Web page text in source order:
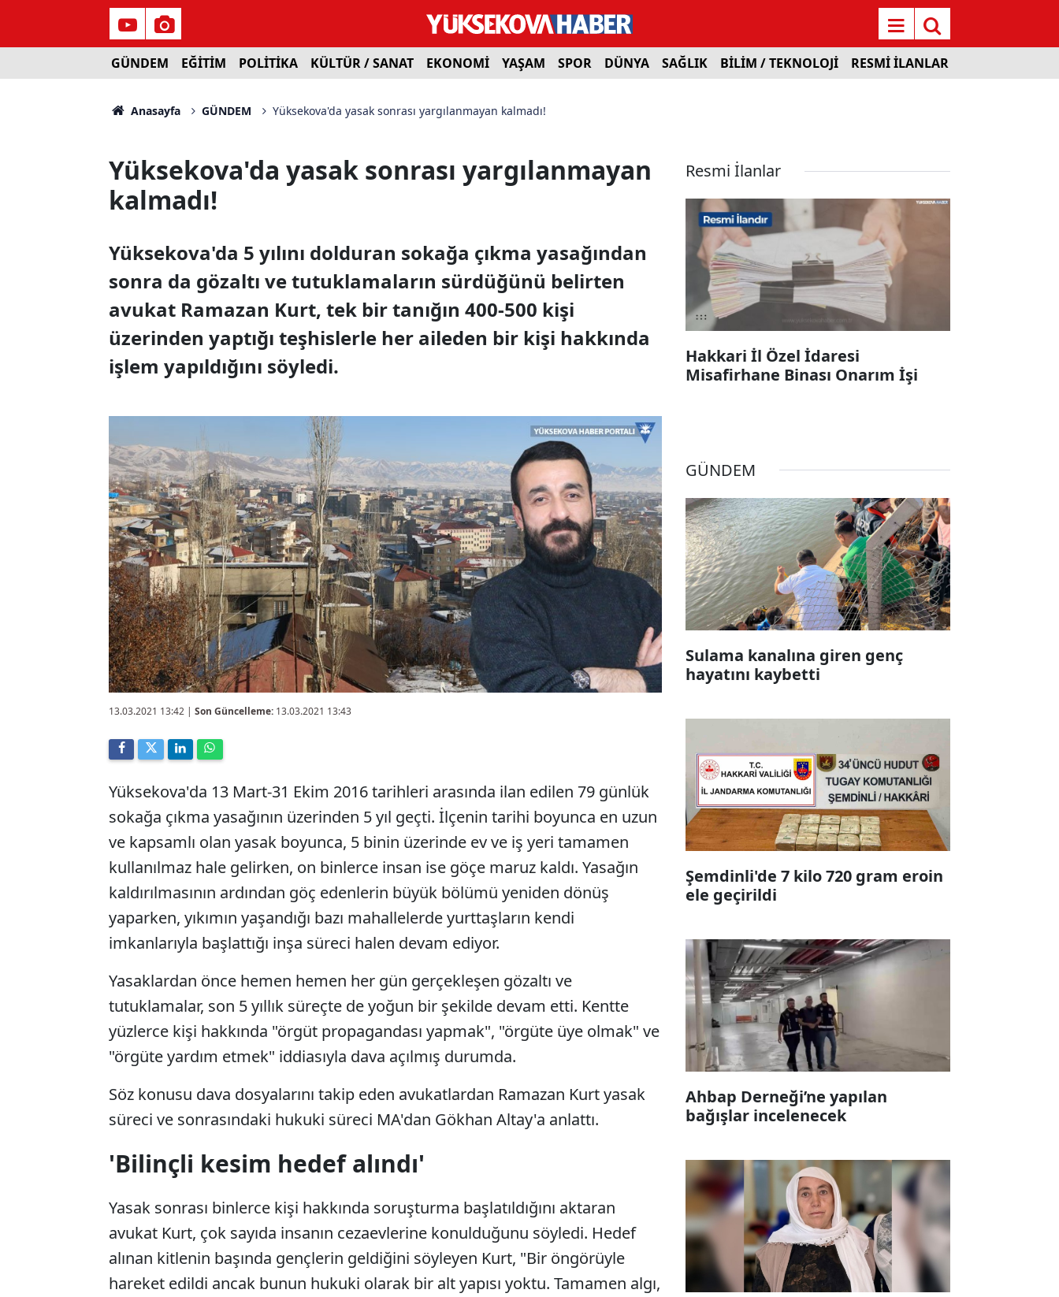
GÜNDEM EĞİTİM POLİTİKA KÜLTÜR / SANAT EKONOMİ YAŞAM SPOR DÜNYA SAĞLIK BİLİM / TEKNOLOJİ RESMİ İLANLAR
Anasayfa GÜNDEM Yüksekova'da yasak sonrası yargılanmayan kalmadı!
Yüksekova'da yasak sonrası yargılanmayan
kalmadı!
Yüksekova'da 5 yılını dolduran sokağa çıkma yasağından
sonra da gözaltı ve tutuklamaların sürdüğünü belirten
avukat Ramazan Kurt, tek bir tanığın 400-500 kişi
üzerinden yaptığı teşhislerle her aileden bir kişi hakkında
işlem yapıldığını söyledi.
13.03.2021 13:42 | Son Güncelleme: 13.03.2021 13:43
Yüksekova'da 13 Mart-31 Ekim 2016 tarihleri arasında ilan edilen 79 günlük
sokağa çıkma yasağının üzerinden 5 yıl geçti. İlçenin tarihi boyunca en uzun
ve kapsamlı olan yasak boyunca, 5 binin üzerinde ev ve iş yeri tamamen
kullanılmaz hale gelirken, on binlerce insan ise göçe maruz kaldı. Yasağın
kaldırılmasının ardından göç edenlerin büyük bölümü yeniden dönüş
yaparken, yıkımın yaşandığı bazı mahallelerde yurttaşların kendi
imkanlarıyla başlattığı inşa süreci halen devam ediyor.
Yasaklardan önce hemen hemen her gün gerçekleşen gözaltı ve
tutuklamalar, son 5 yıllık süreçte de yoğun bir şekilde devam etti. Kentte
yüzlerce kişi hakkında "örgüt propagandası yapmak", "örgüte üye olmak" ve
"örgüte yardım etmek" iddiasıyla dava açılmış durumda.
Söz konusu dava dosyalarını takip eden avukatlardan Ramazan Kurt yasak
süreci ve sonrasındaki hukuki süreci MA'dan Gökhan Altay'a anlattı.
'Bilinçli kesim hedef alındı'
Yasak sonrası binlerce kişi hakkında soruşturma başlatıldığını aktaran
avukat Kurt, çok sayıda insanın cezaevlerine konulduğunu söyledi. Hedef
alınan kitlenin başında gençlerin geldiğini söyleyen Kurt, "Bir öngörüyle
hareket edildi ancak bunun hukuki olarak bir alt yapısı yoktu. Tamamen algı,
Resmi İlanlar
Hakkari İl Özel İdaresi
Misafirhane Binası Onarım İşi
GÜNDEM
Sulama kanalına giren genç
hayatını kaybetti
Şemdinli'de 7 kilo 720 gram eroin
ele geçirildi
Ahbap Derneği’ne yapılan
bağışlar incelenecek